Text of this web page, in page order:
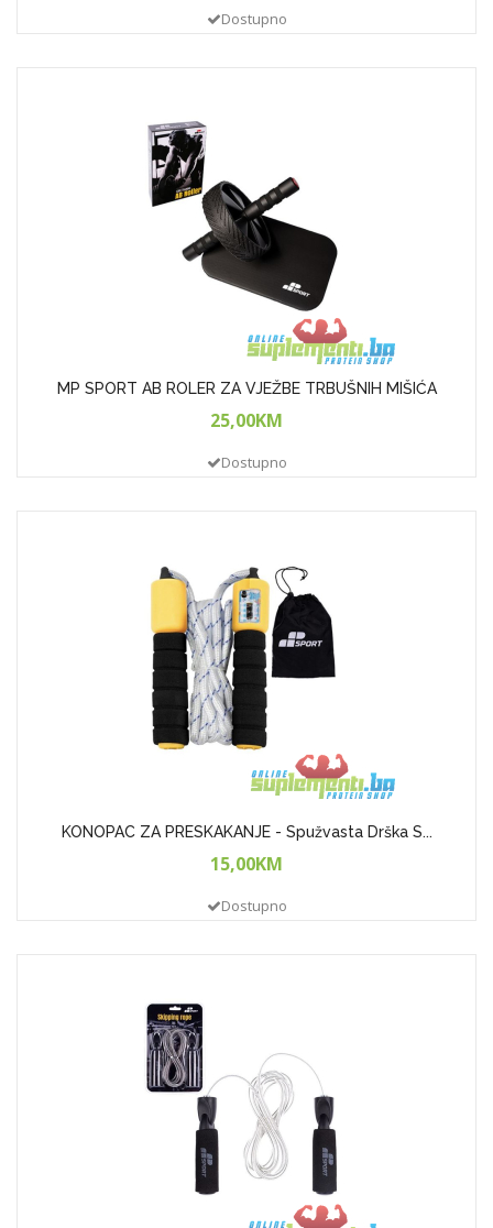
Dostupno
MP SPORT AB ROLER ZA VJEŽBE TRBUŠNIH MIŠIĆA
25,00KM
Dostupno
KONOPAC ZA PRESKAKANJE - Spužvasta Drška S...
15,00KM
Dostupno